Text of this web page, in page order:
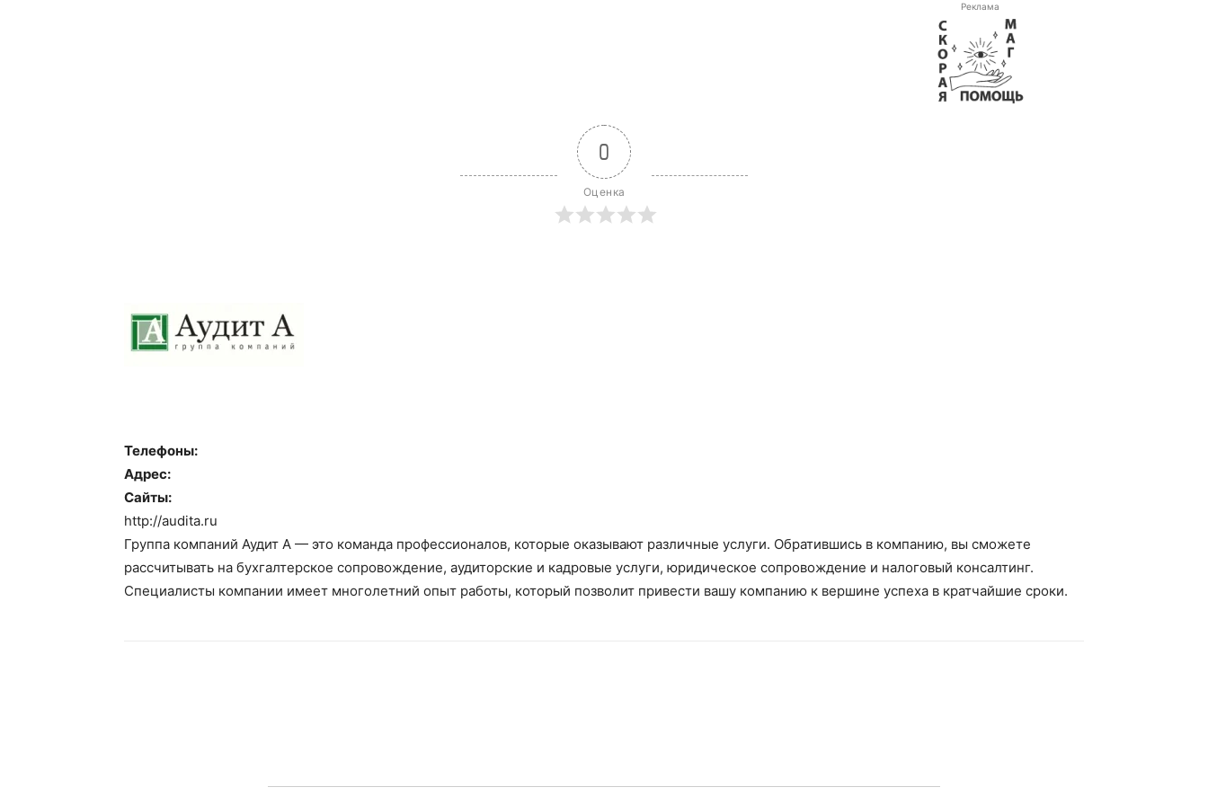
Реклама
0
Оценка
Телефоны:
Адрес:
Сайты:
http://audita.ru
Группа компаний Аудит А — это команда профессионалов, которые оказывают различные услуги. Обратившись в компанию, вы сможете
рассчитывать на бухгалтерское сопровождение, аудиторские и кадровые услуги, юридическое сопровождение и налоговый консалтинг.
Специалисты компании имеет многолетний опыт работы, который позволит привести вашу компанию к вершине успеха в кратчайшие сроки.